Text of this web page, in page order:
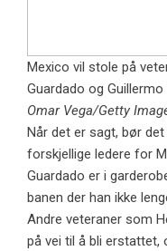
Mexico vil stole på
Guardado og
Omar Vega/Getty
Når det er sagt, bør
forskjellige ledere for
Guardado er i
banen der han ikke
Andre veteraner som
på vei til å bli erstattet,